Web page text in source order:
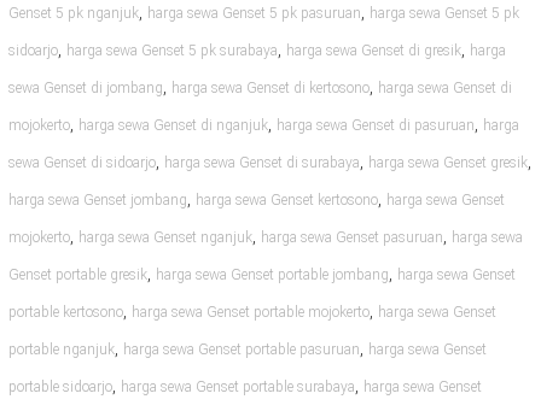
Genset 5 pk nganjuk, harga sewa Genset 5 pk pasuruan, harga sewa Genset 5 pk
sidoarjo, harga sewa Genset 5 pk surabaya, harga sewa Genset di gresik, harga
sewa Genset di jombang, harga sewa Genset di kertosono, harga sewa Genset di
mojokerto, harga sewa Genset di nganjuk, harga sewa Genset di pasuruan, harga
sewa Genset di sidoarjo, harga sewa Genset di surabaya, harga sewa Genset gresik,
harga sewa Genset jombang, harga sewa Genset kertosono, harga sewa Genset
mojokerto, harga sewa Genset nganjuk, harga sewa Genset pasuruan, harga sewa
Genset portable gresik, harga sewa Genset portable jombang, harga sewa Genset
portable kertosono, harga sewa Genset portable mojokerto, harga sewa Genset
portable nganjuk, harga sewa Genset portable pasuruan, harga sewa Genset
portable sidoarjo, harga sewa Genset portable surabaya, harga sewa Genset